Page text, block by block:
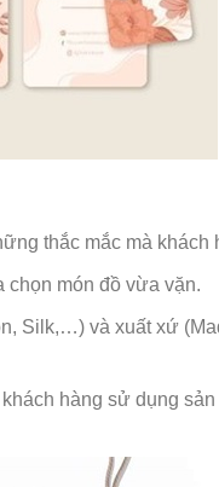
thắc mắc mà khách
chọn món đồ vừa vặn.
Silk,…) và xuất xứ
hàng sử dụng